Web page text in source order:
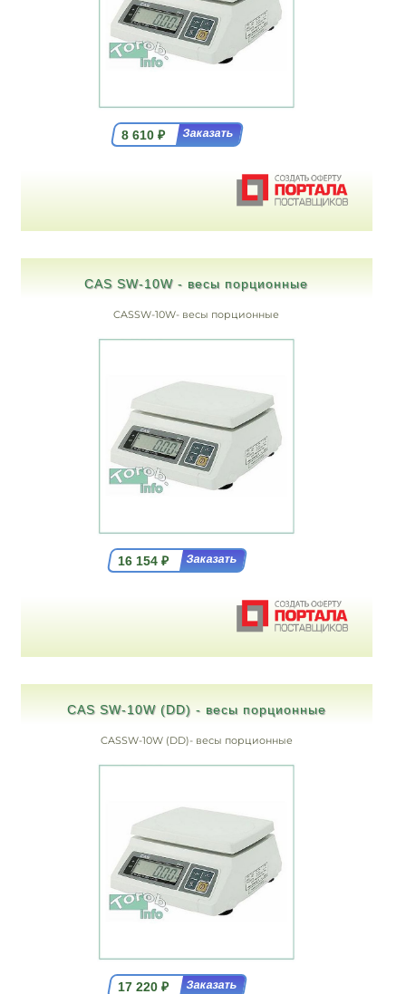
8 610₽
CAS SW-10W - весы порционные
CASSW-10W- весы порционные
16 154₽
CAS SW-10W (DD) - весы порционные
CASSW-10W (DD)- весы порционные
17 220₽